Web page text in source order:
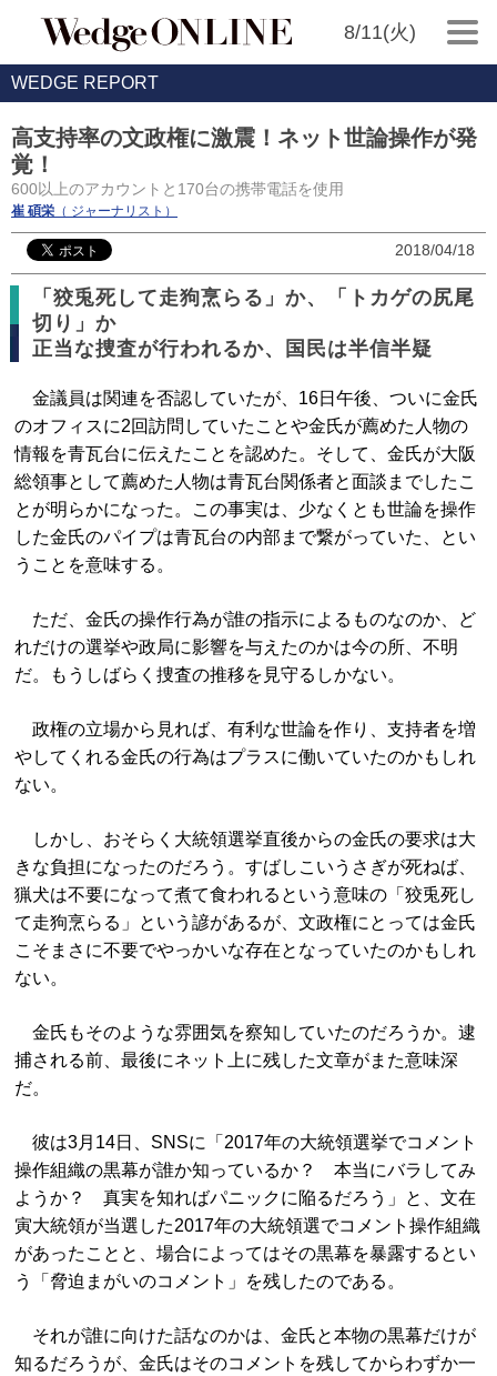
8/11(火)
WEDGE REPORT
高支持率の文政権に激震！ネット世論操作が発
覚！
600以上のアカウントと170台の携帯電話を使用
崔 碩栄 （ ジャーナリスト）
2018/04/18
「狡兎死して走狗烹らる」か、「トカゲの尻尾
切り」か
正当な捜査が行われるか、国民は半信半疑
金議員は関連を否認していたが、16日午後、ついに金氏
のオフィスに2回訪問していたことや金氏が薦めた人物の
情報を青瓦台に伝えたことを認めた。そして、金氏が大阪
総領事として薦めた人物は青瓦台関係者と面談までしたこ
とが明らかになった。この事実は、少なくとも世論を操作
した金氏のパイプは青瓦台の内部まで繋がっていた、とい
うことを意味する。
ただ、金氏の操作行為が誰の指示によるものなのか、ど
れだけの選挙や政局に影響を与えたのかは今の所、不明
だ。もうしばらく捜査の推移を見守るしかない。
政権の立場から見れば、有利な世論を作り、支持者を増
やしてくれる金氏の行為はプラスに働いていたのかもしれ
ない。
しかし、おそらく大統領選挙直後からの金氏の要求は大
きな負担になったのだろう。すばしこいうさぎが死ねば、
猟犬は不要になって煮て食われるという意味の「狡兎死し
て走狗烹らる」という諺があるが、文政権にとっては金氏
こそまさに不要でやっかいな存在となっていたのかもしれ
ない。
金氏もそのような雰囲気を察知していたのだろうか。逮
捕される前、最後にネット上に残した文章がまた意味深
だ。
彼は3月14日、SNSに「2017年の大統領選挙でコメント
操作組織の黒幕が誰か知っているか？ 本当にバラしてみ
ようか？ 真実を知ればパニックに陥るだろう」と、文在
寅大統領が当選した2017年の大統領選でコメント操作組織
があったことと、場合によってはその黒幕を暴露するとい
う「脅迫まがいのコメント」を残したのである。
それが誰に向けた話なのかは、金氏と本物の黒幕だけが
知るだろうが、金氏はそのコメントを残してからわずか一